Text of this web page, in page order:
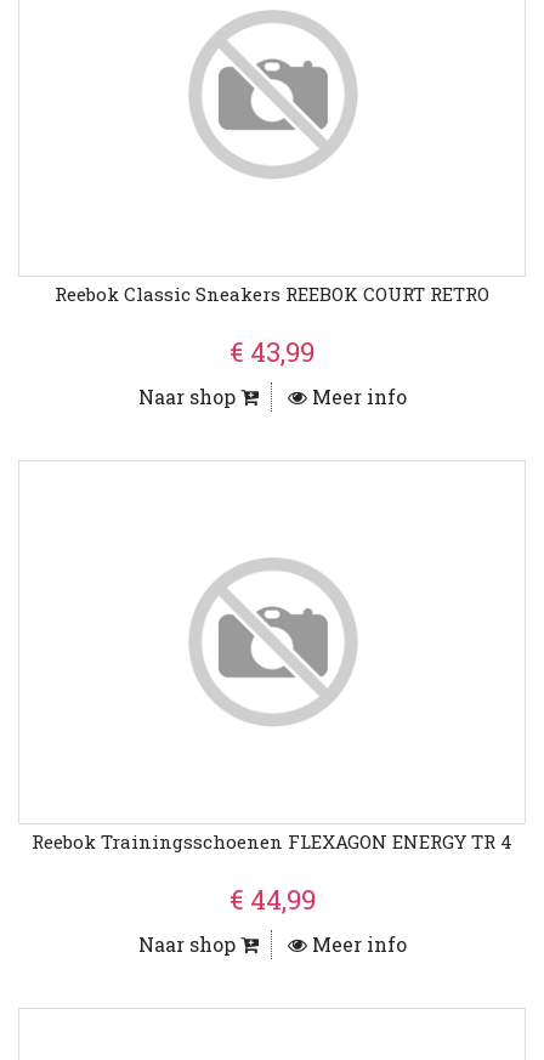
Reebok Classic Sneakers REEBOK COURT RETRO
€ 43,99
Naar shop Meer info
Reebok Trainingsschoenen FLEXAGON ENERGY TR 4
€ 44,99
Naar shop Meer info